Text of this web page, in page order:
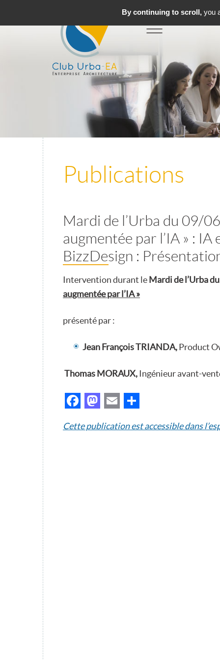
Toggle
navigation
Publications
Mardi de l’Urba du 09/
augmentée par l’IA » :
BizzDesign :
Intervention durant le Mardi de l’Urba
augmentée par l’IA »
présenté par :
Jean François TRIANDA,Product
Thomas MORAUX, Ingénieur avant-
Facebook
Mastodon
Email
Cette publication est accessible dans
By continuing to scroll,you